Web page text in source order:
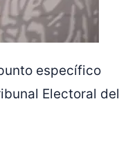
específico
Electoral del